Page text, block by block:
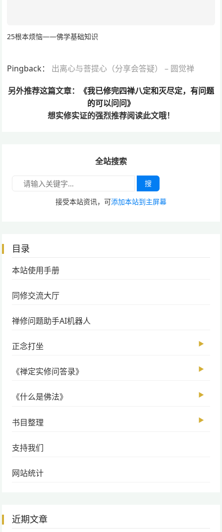
25根本烦恼——佛学基础知识
Pingback： 出离心与菩提心（分享会答疑） – 圆觉禅
另外推荐这篇文章：
《我已修完四禅八定和灭尽定，有问题
的可以问问》
想实修实证的强烈推荐阅读此文哦！
全站搜索
搜
接受本站资讯，可添加本站到主屏幕
目录
本站使用手册
同修交流大厅
禅修问题助手AI机器人
正念打坐 ▶
《禅定实修问答录》 ▶
《什么是佛法》 ▶
书目整理 ▶
支持我们
网站统计
近期文章